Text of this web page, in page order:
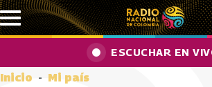
Pasar al contenido principal
ESCUCHAR EN
Inicio
Mi país